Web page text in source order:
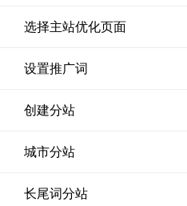
选择主站优化页面
设置推广词
创建分站
城市分站
长尾词分站